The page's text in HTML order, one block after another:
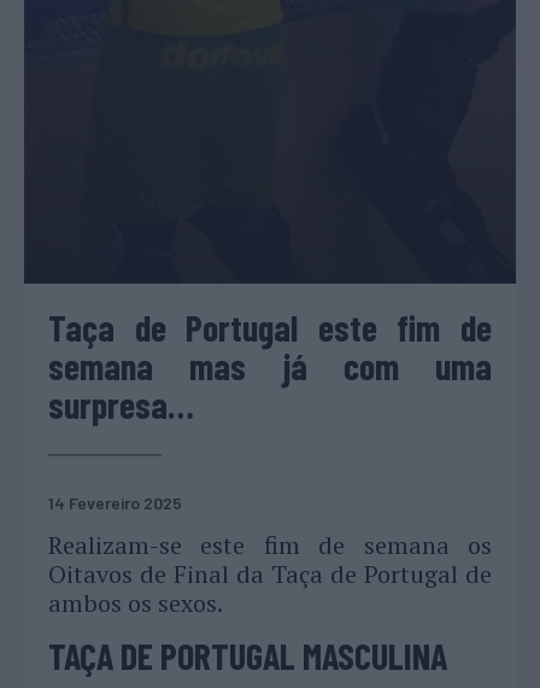
Taça de Portugal este fim de
semana mas já com uma
surpresa…
14 Fevereiro 2025
Realizam-se este fim de semana os
Oitavos de Final da Taça de Portugal de
ambos os sexos.
TAÇA DE PORTUGAL MASCULINA